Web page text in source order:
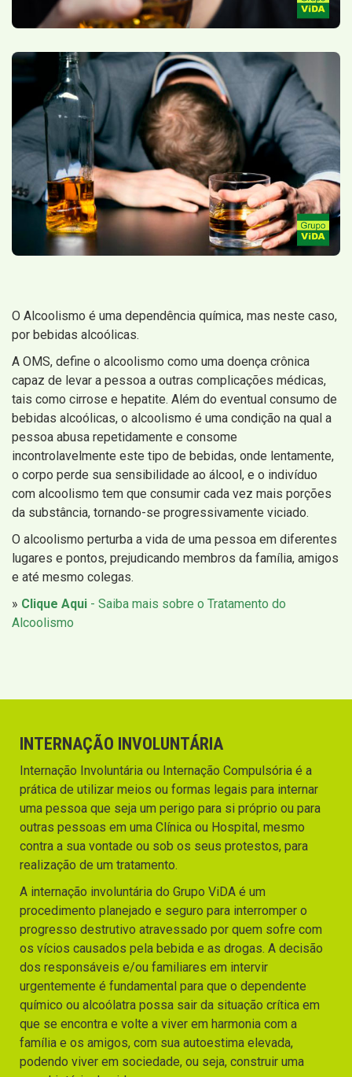
O Alcoolismo é uma dependência química, mas neste caso,
por bebidas alcoólicas.
A OMS, define o alcoolismo como uma doença crônica
capaz de levar a pessoa a outras complicações médicas,
tais como cirrose e hepatite. Além do eventual consumo de
bebidas alcoólicas, o alcoolismo é uma condição na qual a
pessoa abusa repetidamente e consome
incontrolavelmente este tipo de bebidas, onde lentamente,
o corpo perde sua sensibilidade ao álcool, e o indivíduo
com alcoolismo tem que consumir cada vez mais porções
da substância, tornando-se progressivamente viciado.
O alcoolismo perturba a vida de uma pessoa em diferentes
lugares e pontos, prejudicando membros da família, amigos
e até mesmo colegas.
» Clique Aqui - Saiba mais sobre o Tratamento do
Alcoolismo
INTERNAÇÃO INVOLUNTÁRIA
Internação Involuntária ou Internação Compulsória é a
prática de utilizar meios ou formas legais para internar
uma pessoa que seja um perigo para si próprio ou para
outras pessoas em uma Clínica ou Hospital, mesmo
contra a sua vontade ou sob os seus protestos, para
realização de um tratamento.
A internação involuntária do Grupo ViDA é um
procedimento planejado e seguro para interromper o
progresso destrutivo atravessado por quem sofre com
os vícios causados pela bebida e as drogas. A decisão
dos responsáveis e/ou familiares em intervir
urgentemente é fundamental para que o dependente
químico ou alcoólatra possa sair da situação crítica em
que se encontra e volte a viver em harmonia com a
família e os amigos, com sua autoestima elevada,
podendo viver em sociedade, ou seja, construir uma